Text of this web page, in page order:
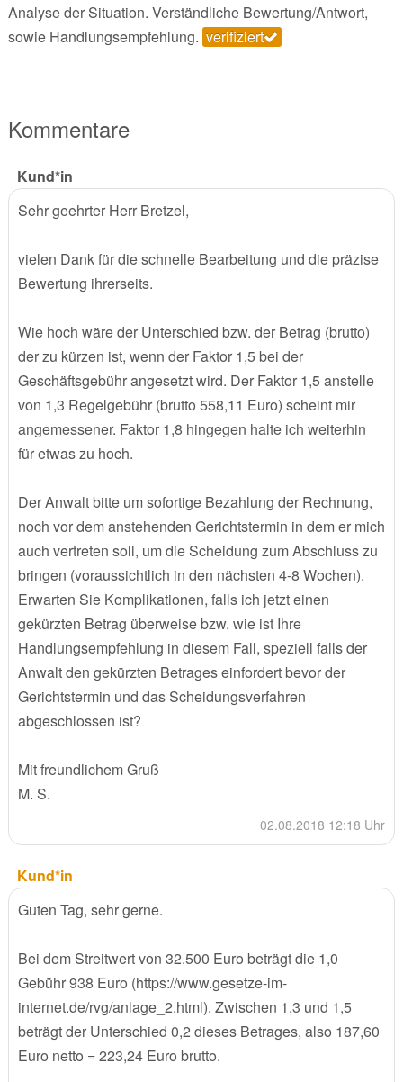
Analyse der Situation. Verständliche Bewertung/Antwort,
sowie Handlungsempfehlung. verifiziert
Kommentare
Kund*in
Sehr geehrter Herr Bretzel,
vielen Dank für die schnelle Bearbeitung und die präzise
Bewertung ihrerseits.
Wie hoch wäre der Unterschied bzw. der Betrag (brutto)
der zu kürzen ist, wenn der Faktor 1,5 bei der
Geschäftsgebühr angesetzt wird. Der Faktor 1,5 anstelle
von 1,3 Regelgebühr (brutto 558,11 Euro) scheint mir
angemessener. Faktor 1,8 hingegen halte ich weiterhin
für etwas zu hoch.
Der Anwalt bitte um sofortige Bezahlung der Rechnung,
noch vor dem anstehenden Gerichtstermin in dem er mich
auch vertreten soll, um die Scheidung zum Abschluss zu
bringen (voraussichtlich in den nächsten 4-8 Wochen).
Erwarten Sie Komplikationen, falls ich jetzt einen
gekürzten Betrag überweise bzw. wie ist Ihre
Handlungsempfehlung in diesem Fall, speziell falls der
Anwalt den gekürzten Betrages einfordert bevor der
Gerichtstermin und das Scheidungsverfahren
abgeschlossen ist?
Mit freundlichem Gruß
M. S.
02.08.2018 12:18 Uhr
Kund*in
Guten Tag, sehr gerne.
Bei dem Streitwert von 32.500 Euro beträgt die 1,0
Gebühr 938 Euro (https://www.gesetze-im-
internet.de/rvg/anlage_2.html). Zwischen 1,3 und 1,5
beträgt der Unterschied 0,2 dieses Betrages, also 187,60
Euro netto = 223,24 Euro brutto.